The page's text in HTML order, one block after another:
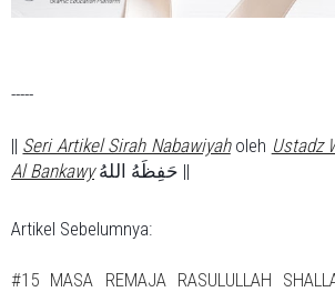
-----
|| Seri Artikel Sirah Nabawiyaholeh Ustadz
Al Bankawy
حَفِظَهُ اللهُ ||
Artikel Sebelumnya:
#15 MASA REMAJA RASULULLAH